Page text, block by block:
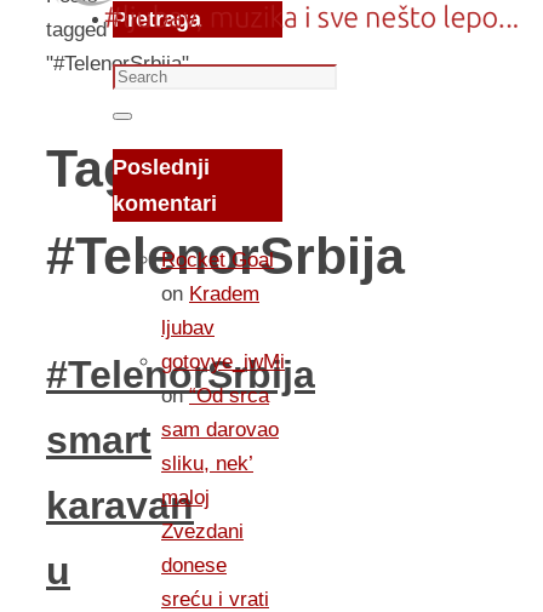
tagged
"#TelenorSrbija"
Tag:
#TelenorSrbija
#TelenorSrbija
smart
karavan
u
Pretraga
Search
for:
Search
Poslednji
komentari
Rocket Goal
on Kradem
ljubav
gotovye_iwMi
on“Od srca
sam darovao
sliku, nek’
maloj
Zvezdani
donese
sreću i vrati